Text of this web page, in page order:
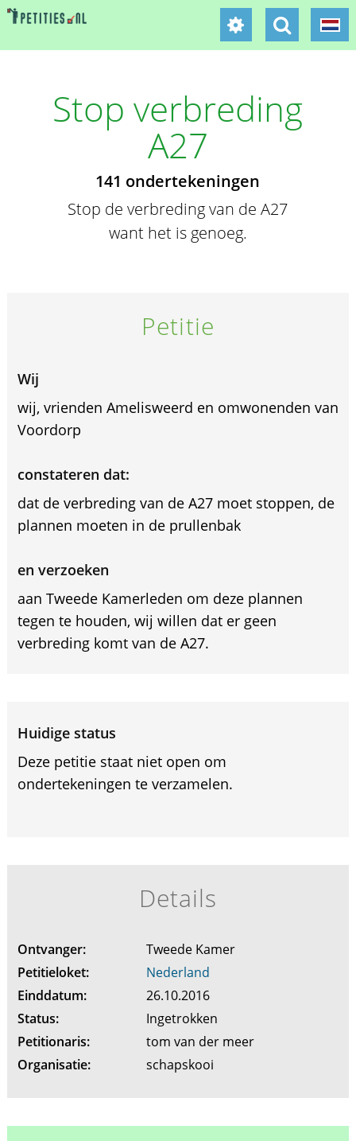
Stop verbreding
A27
141 ondertekeningen
Stop de verbreding van de A27
want het is genoeg.
Petitie
Wij
wij, vrienden Amelisweerd en omwonenden van
Voordorp
constateren dat:
dat de verbreding van de A27 moet stoppen, de
plannen moeten in de prullenbak
en verzoeken
aan Tweede Kamerleden om deze plannen
tegen te houden, wij willen dat er geen
verbreding komt van de A27.
Huidige status
Deze petitie staat niet open om
ondertekeningen te verzamelen.
Details
Ontvanger:
Tweede Kamer
Petitieloket:
Nederland
Einddatum:
26.10.2016
Status:
Ingetrokken
Petitionaris:
tom van der meer
Organisatie:
schapskooi